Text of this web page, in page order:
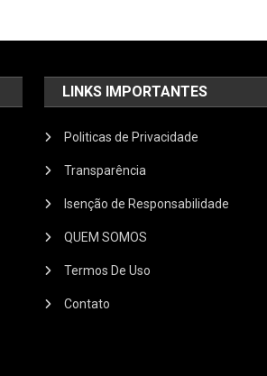
LINKS IMPORTANTES
Politicas de Privacidade
Transparência
Isenção de Responsabilidade
QUEM SOMOS
Termos De Uso
Contato